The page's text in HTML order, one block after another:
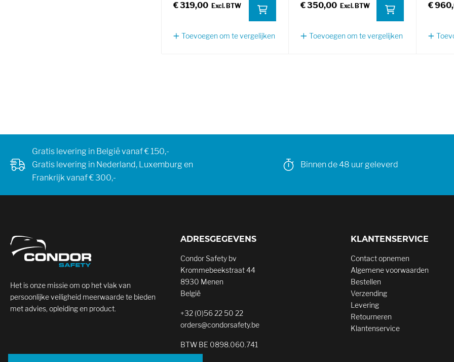
€ 319,00
Toevoegen om te vergelijken
€ 350,00
Toevoegen om te vergelijken
€
Gratis levering in België vanaf € 150,-
Gratis levering in Nederland, Luxemburg en
Frankrijk vanaf € 300,-
Binnen de 48 uur geleverd
Het is onze missie om op het vlak van
persoonlijke veiligheid meerwaarde te bieden
met advies, opleiding en product.
ADRESGEGEVENS
Condor Safety bv
Krommebeekstraat 44
8930 Menen
België
+32 (0)56 22 50 22
orders@condorsafety.be
BTW BE 0898.060.741
KLANTENSERVICE
Contact opnemen
Algemene voorwaarden
Bestellen
Verzending
Levering
Retourneren
Klantenservice